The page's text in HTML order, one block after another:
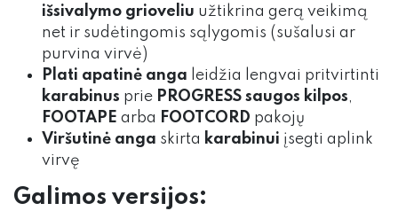
išsivalymo grioveliu užtikrina gerą veikimą
net ir sudėtingomis sąlygomis (sušalusi ar
purvina virvė)
Plati apatinė anga leidžia lengvai pritvirtinti
karabinus prie PROGRESS saugos kilpos,
FOOTAPE arba FOOTCORD pakojų
Viršutinė anga skirta karabinui įsegti aplink
virvę
Galimos versijos: